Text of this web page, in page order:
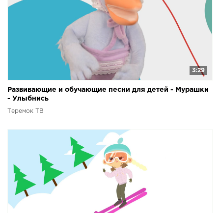
3:29
Развивающие и обучающие песни для детей - Мурашки
- Улыбнись
Теремок ТВ